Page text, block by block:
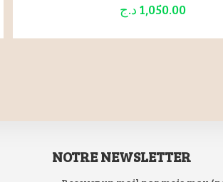
1,050.00 د.ج
NOTRE NEWSLETTER